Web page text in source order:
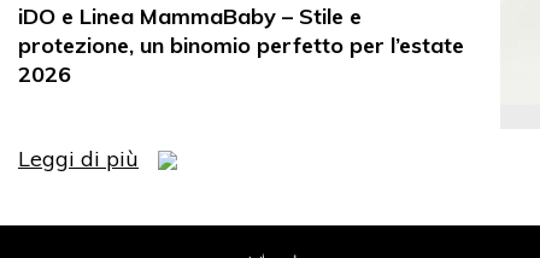
iDO e Linea MammaBaby – Stile e
protezione, un binomio perfetto per l’estate
2026
Leggi di più